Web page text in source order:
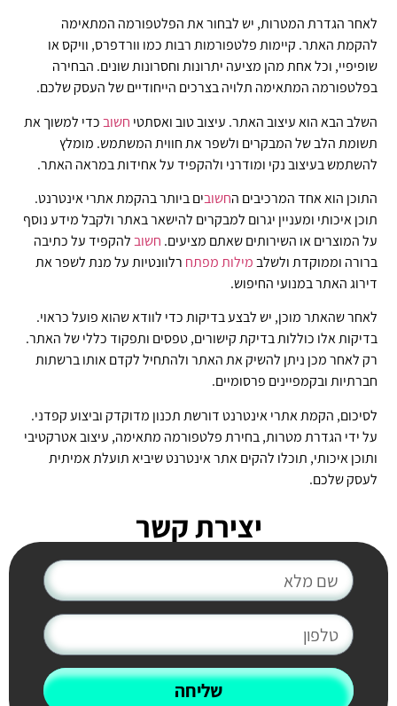
לאחר הגדרת המטרות, יש לבחור את הפלטפורמה המתאימה
להקמת האתר. קיימות פלטפורמות רבות כמו וורדפרס, וויקס או
שופיפיי, וכל אחת מהן מציעה יתרונות וחסרונות שונים. הבחירה
בפלטפורמה המתאימה תלויה בצרכים הייחודיים של העסק שלכם.
השלב הבא הוא עיצוב האתר. עיצוב טוב ואסתטי חשובכדי למשוך את
תשומת הלב של המבקרים ולשפר את חווית המשתמש. מומלץ
להשתמש בעיצוב נקי ומודרני ולהקפיד על אחידות במראה האתר.
התוכן הוא אחד המרכיבים החשובים ביותר בהקמת אתרי אינטרנט.
תוכן איכותי ומעניין יגרום למבקרים להישאר באתר ולקבל מידע נוסף
על המוצרים או השירותים שאתם מציעים. חשובלהקפיד על כתיבה
ברורה וממוקדת ולשלבמילותמפתח רלוונטיות על מנת לשפר את
דירוג האתר במנועי החיפוש.
לאחר שהאתר מוכן, יש לבצע בדיקות כדי לוודא שהוא פועל כראוי.
בדיקות אלו כוללות בדיקת קישורים, טפסים ותפקוד כללי של האתר.
רק לאחר מכן ניתן להשיק את האתר ולהתחיל לקדם אותו ברשתות
חברתיות ובקמפיינים פרסומיים.
לסיכום, הקמת אתרי אינטרנט דורשת תכנון מדוקדק וביצוע קפדני.
על ידי הגדרת מטרות, בחירת פלטפורמה מתאימה, עיצוב אטרקטיבי
ותוכן איכותי, תוכלו להקים אתר אינטרנט שיביא תועלת אמיתית
לעסק שלכם.
יצירת קשר
שליחה